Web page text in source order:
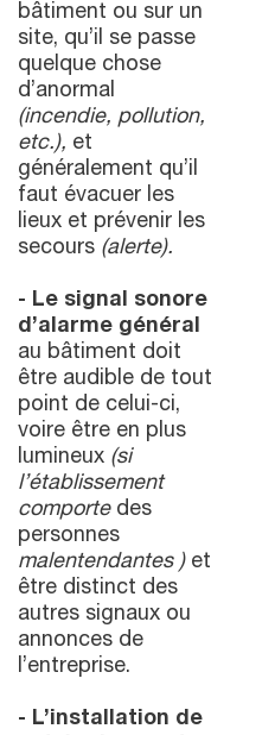
bâtiment ou sur un
site, qu’il se passe
quelque chose
d’anormal
(incendie, pollution,
etc.), et
généralement qu’il
faut évacuer les
lieux et prévenir les
secours (alerte).
- Le signal sonore
d’alarme général
au bâtiment doit
être audible de tout
point de celui-ci,
voire être en plus
lumineux (si
l’établissement
comportedes
personnes
malentendantes ) et
être distinct des
autres signaux ou
annonces de
l’entreprise.
- L’installation de